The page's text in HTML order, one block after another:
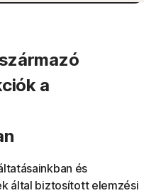
a
és
által biztosított elemzési